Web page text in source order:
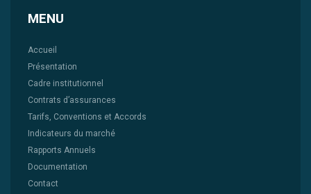
MENU
Accueil
Présentation
Cadre institutionnel
Contrats d’assurances
Tarifs, Conventions et Accords
Indicateurs du marché
Rapports Annuels
Documentation
Contact